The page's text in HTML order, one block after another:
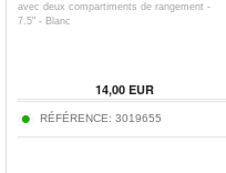
avec deux compartiments de rangement -
7.5" - Blanc
14,00EUR
RÉFÉRENCE: 3019655